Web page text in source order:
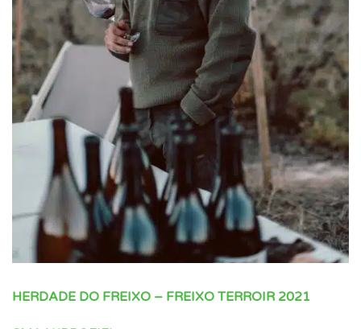
HERDADE DO FREIXO – FREIXO TERROIR 2021